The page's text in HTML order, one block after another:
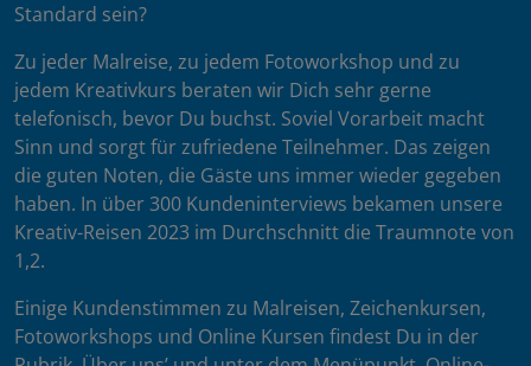
Standard sein?
Zu jeder Malreise, zu jedem Fotoworkshop und zu
jedem Kreativkurs beraten wir Dich sehr gerne
telefonisch, bevor Du buchst. Soviel Vorarbeit macht
Sinn und sorgt für zufriedene Teilnehmer. Das zeigen
die guten Noten, die Gäste uns immer wieder gegeben
haben. In über 300 Kundeninterviews bekamen unsere
Kreativ-Reisen 2023 im Durchschnitt die Traumnote von
1,2.
Einige Kundenstimmen zu Malreisen, Zeichenkursen,
Fotoworkshops und Online Kursen findest Du in der